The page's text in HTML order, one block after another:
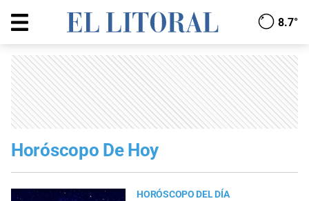
8.7°
Horóscopo De Hoy
HORÓSCOPO DEL DÍA